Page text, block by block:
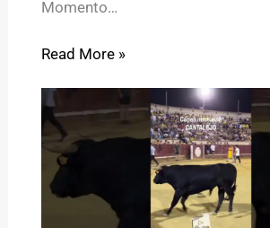
Momento…
Read More »